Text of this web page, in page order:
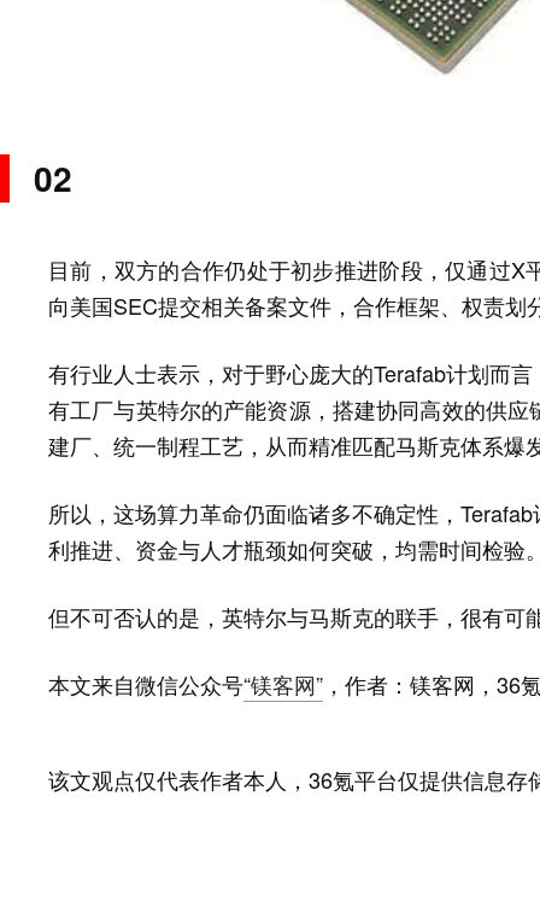
02
目前，双方的合作仍处于初步推进阶段，仅通过
向美国SEC提交相关备案文件，合作框架、权责
有行业人士表示，对于野心庞大的Terafab计划而
有工厂与英特尔的产能资源，搭建协同高效的供
建厂、统一制程工艺，从而精准匹配马斯克体系爆
所以，这场算力革命仍面临诸多不确定性，
利推进、资金与人才瓶颈如何突破，均需时间检验
但不可否认的是，英特尔与马斯克的联手，很有
本文来自微信公众号“镁客网” ，作者：镁客网，36
该文观点仅代表作者本人，36氪平台仅提供信息存